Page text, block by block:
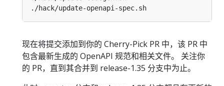
现在将提交添加到你的 Cherry-Pick PR 中，该 PR 中
包含最新生成的 OpenAPI 规范和相关文件。 关注你
的 PR，直到其合并到 release-1.35 分支中为止。